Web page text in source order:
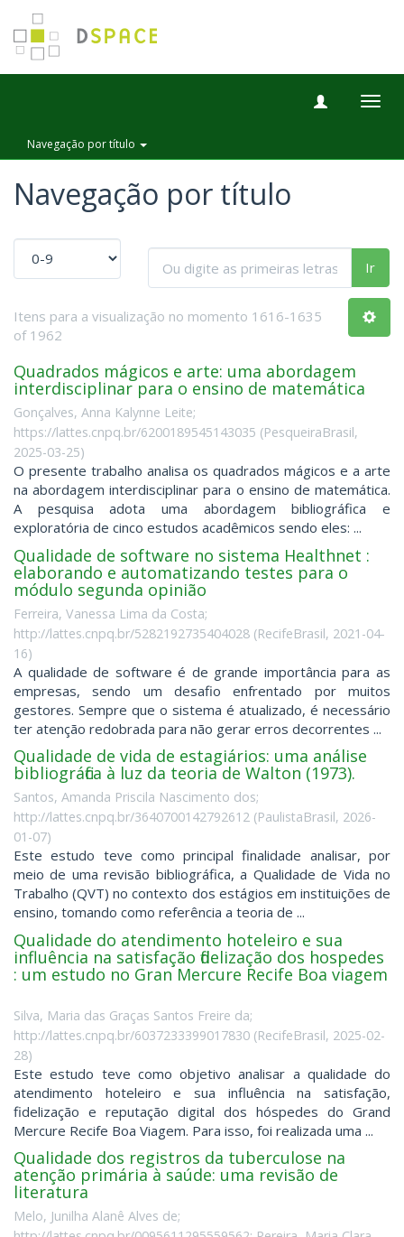
Navegação por título
Navegação por título
Ir
Itens para a visualização no momento 1616-1635
of 1962
Quadrados mágicos e arte: uma abordagem
interdisciplinar para o ensino de matemática
Gonçalves, Anna Kalynne Leite;
https://lattes.cnpq.br/6200189545143035 (PesqueiraBrasil,
2025-03-25)
O presente trabalho analisa os quadrados mágicos e a arte
na abordagem interdisciplinar para o ensino de matemática.
A pesquisa adota uma abordagem bibliográfica e
exploratória de cinco estudos acadêmicos sendo eles: ...
Qualidade de software no sistema Healthnet :
elaborando e automatizando testes para o
módulo segunda opinião
Ferreira, Vanessa Lima da Costa;
http://lattes.cnpq.br/5282192735404028 (RecifeBrasil, 2021-04-
16)
A qualidade de software é de grande importância para as
empresas, sendo um desafio enfrentado por muitos
gestores. Sempre que o sistema é atualizado, é necessário
ter atenção redobrada para não gerar erros decorrentes ...
Qualidade de vida de estagiários: uma análise
bibliográfica à luz da teoria de Walton (1973).
Santos, Amanda Priscila Nascimento dos;
http://lattes.cnpq.br/3640700142792612 (PaulistaBrasil, 2026-
01-07)
Este estudo teve como principal finalidade analisar, por
meio de uma revisão bibliográfica, a Qualidade de Vida no
Trabalho (QVT) no contexto dos estágios em instituições de
ensino, tomando como referência a teoria de ...
Qualidade do atendimento hoteleiro e sua
influência na satisfação fidelização dos hospedes
: um estudo no Gran Mercure Recife Boa viagem
Silva, Maria das Graças Santos Freire da;
http://lattes.cnpq.br/6037233399017830 (RecifeBrasil, 2025-02-
28)
Este estudo teve como objetivo analisar a qualidade do
atendimento hoteleiro e sua influência na satisfação,
fidelização e reputação digital dos hóspedes do Grand
Mercure Recife Boa Viagem. Para isso, foi realizada uma ...
Qualidade dos registros da tuberculose na
atenção primária à saúde: uma revisão de
literatura
Melo, Junilha Alanê Alves de;